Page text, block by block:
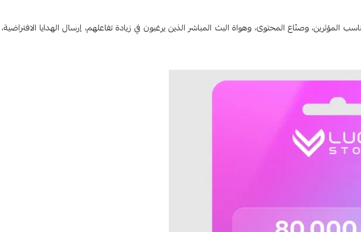
المؤثرين، وصنّاع المحتوى، وهواة البث المباشر الذين يرغبون في زيادة تفاعلهم، إرسال الهدايا الافتراضية،